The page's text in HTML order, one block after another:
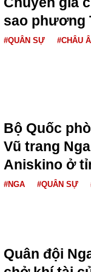
sao phương
#QUÂN SỰ #CHÂU
Bộ Quốc
Vũ trang
Aniskino ở
#NGA #QUÂN SỰ
Quân đội